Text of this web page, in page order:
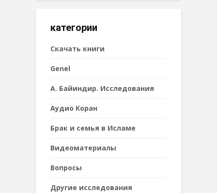
категории
Cкачать книги
Genel
А. Байиндир. Исследования
Аудио Коран
Брак и семья в Исламе
Видеоматериалы
Вопросы
Другие исследования